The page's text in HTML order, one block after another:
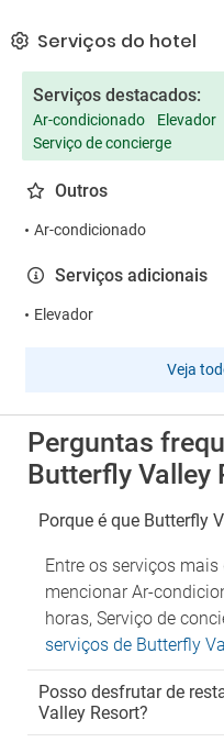
Serviços do hotel
Serviços destacados:
Ar-condicionado Elevador
Serviço de concierge
Outros
Ar-condicionado
Serviços adicionais
Elevador
Veja
Perguntas
Butterfly Valley
Porque é que Butterfly
Entre os serviços
mencionar Ar-
horas, Serviço de
serviços de Butterfly
Posso desfrutar de
Valley Resort?